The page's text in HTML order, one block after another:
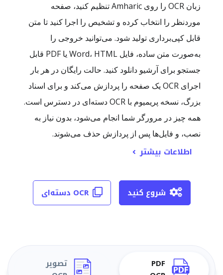
زبان OCR را روی Amharic تنظیم کنید، صفحه
موردنظر را انتخاب کرده و تشخیص را اجرا کنید تا متن
قابل کپی‌برداری تولید شود. می‌توانید خروجی را
به‌صورت متن ساده، فایل Word، HTML یا PDF قابل
جستجو برای آرشیو دانلود کنید. حالت رایگان در هر بار
اجرای OCR یک صفحه را پردازش می‌کند و برای اسناد
بزرگ، نسخه پریمیوم با OCR دسته‌ای در دسترس است.
همه چیز در مرورگر شما انجام می‌شود، بدون نیاز به
نصب، و فایل‌ها پس از پردازش حذف می‌شوند.
اطلاعات بیشتر
OCR دسته‌ای شروع کنید
تصویر
PDF